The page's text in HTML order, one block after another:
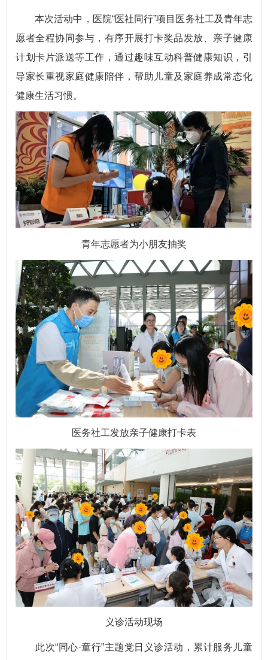
本次活动中，医院“医社同行”项目医务社工及青年志
愿者全程协同参与，有序开展打卡奖品发放、亲子健康
计划卡片派送等工作，通过趣味互动科普健康知识，引
导家长重视家庭健康陪伴，帮助儿童及家庭养成常态化
健康生活习惯。
青年志愿者为小朋友抽奖
医务社工发放亲子健康打卡表
义诊活动现场
此次“同心·童行”主题党日义诊活动，累计服务儿童